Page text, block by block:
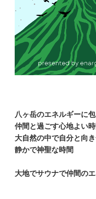
八ヶ岳のエネルギーに
仲間と過ごす心地よい時
大自然の中で自分と向き
静かで神聖な時間
大地でサウナで仲間の